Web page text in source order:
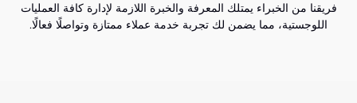
فريقنا من الخبراء يمتلك المعرفة والخبرة اللازمة لإدارة كافة العمليات
اللوجستية، مما يضمن لك تجربة خدمة عملاء ممتازة وتواصلًا فعالًا.